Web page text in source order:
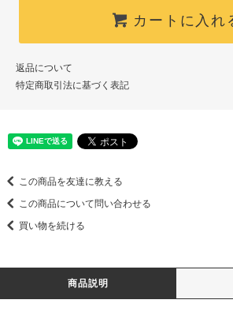
カートに入れ
返品について
特定商取引法に基づく表記
この商品を友達に教える
この商品について問い合わせる
買い物を続ける
商品説明